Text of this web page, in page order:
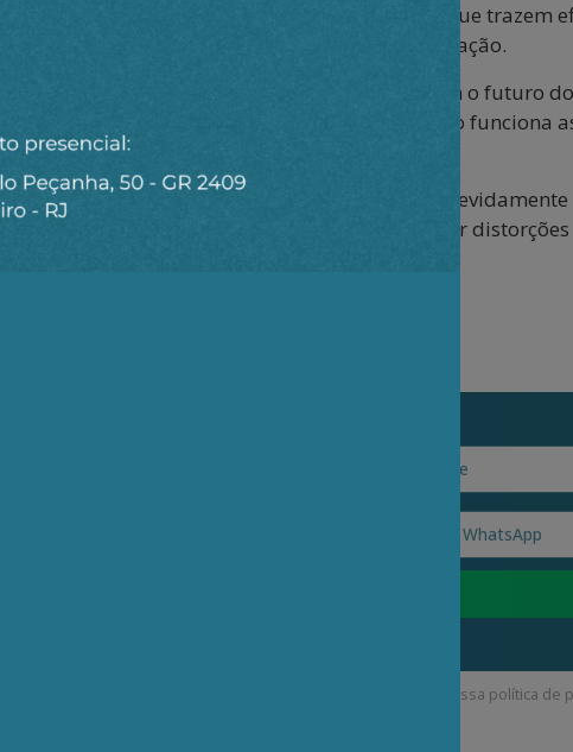
separar o joio do trigo. Manter as mudanças que trazem
brasileira e trazem o risco de dolarização.
decisões monetárias e cambiais que afetam o futuro
à revelia do poder político eleito. Não funciona
mais representativo, as responsabilidades indevidamente
seria um passo importante para corrigir distorções
você aceita receber nossos e-mails e concorda com a nossa política de